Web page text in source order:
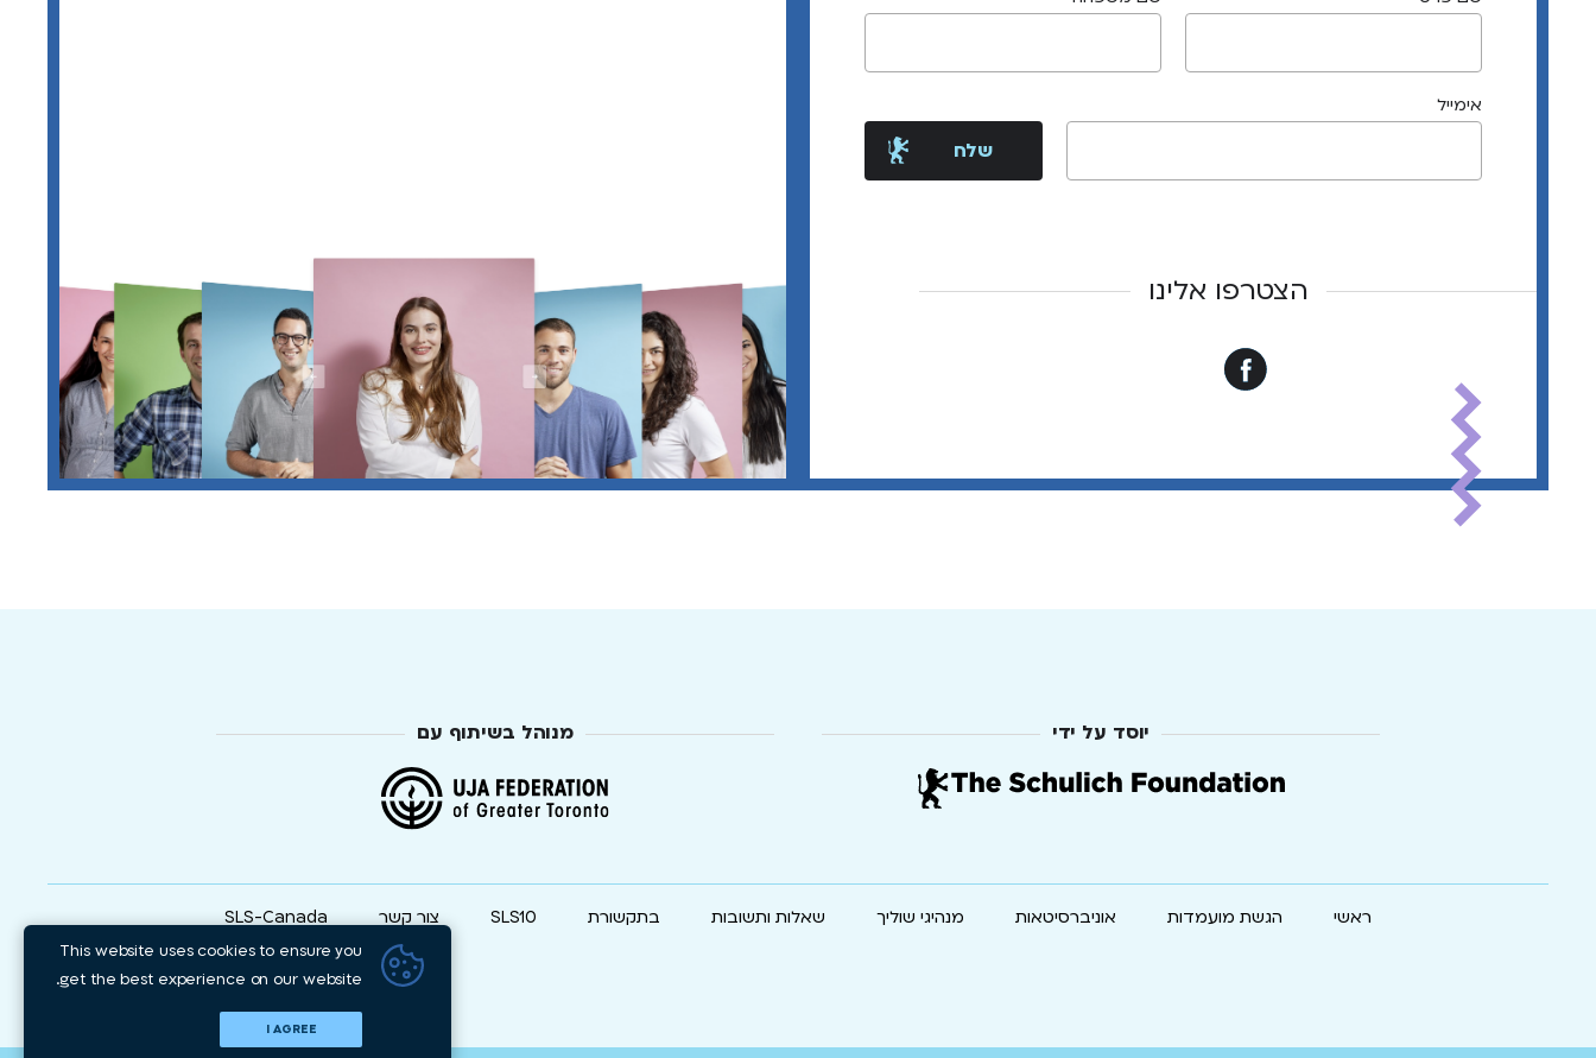
אימייל
הצטרפו אלינו
יוסד על ידי מנוהל בשיתוף עם
ראשי הגשת מועמדות אוניברסיטאות מנהיגי שוליך שאלות ותשובות בתקשורת SLS10 צור קשר SLS-Canada
This website uses cookies to ensure you
get the best experience on our website.
I AGREE